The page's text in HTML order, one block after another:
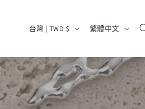
國
/
地
區
台灣 | TWD $
語
繁體中文